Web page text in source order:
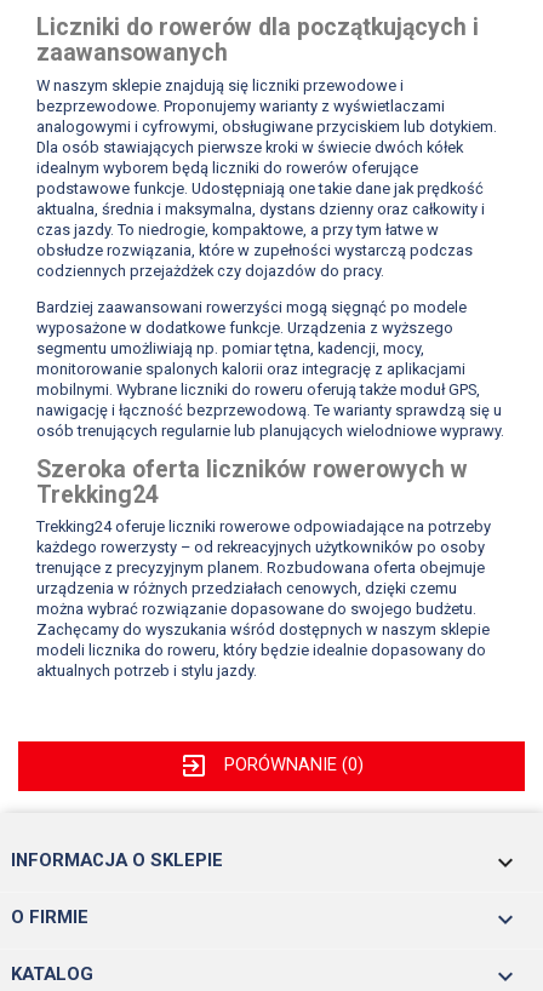
Liczniki do rowerów dla początkujących i
zaawansowanych
W naszym sklepie znajdują się liczniki przewodowe i
bezprzewodowe. Proponujemy warianty z wyświetlaczami
analogowymi i cyfrowymi, obsługiwane przyciskiem lub dotykiem.
Dla osób stawiających pierwsze kroki w świecie dwóch kółek
idealnym wyborem będą liczniki do rowerów oferujące
podstawowe funkcje. Udostępniają one takie dane jak prędkość
aktualna, średnia i maksymalna, dystans dzienny oraz całkowity i
czas jazdy. To niedrogie, kompaktowe, a przy tym łatwe w
obsłudze rozwiązania, które w zupełności wystarczą podczas
codziennych przejażdżek czy dojazdów do pracy.
Bardziej zaawansowani rowerzyści mogą sięgnąć po modele
wyposażone w dodatkowe funkcje. Urządzenia z wyższego
segmentu umożliwiają np. pomiar tętna, kadencji, mocy,
monitorowanie spalonych kalorii oraz integrację z aplikacjami
mobilnymi. Wybrane liczniki do roweru oferują także moduł GPS,
nawigację i łączność bezprzewodową. Te warianty sprawdzą się u
osób trenujących regularnie lub planujących wielodniowe wyprawy.
Szeroka oferta liczników rowerowych w
Trekking24
Trekking24 oferuje liczniki rowerowe odpowiadające na potrzeby
każdego rowerzysty – od rekreacyjnych użytkowników po osoby
trenujące z precyzyjnym planem. Rozbudowana oferta obejmuje
urządzenia w różnych przedziałach cenowych, dzięki czemu
można wybrać rozwiązanie dopasowane do swojego budżetu.
Zachęcamy do wyszukania wśród dostępnych w naszym sklepie
modeli licznika do roweru, który będzie idealnie dopasowany do
aktualnych potrzeb i stylu jazdy.
exit_to_app PORÓWNANIE (0)
INFORMACJA O SKLEPIE keyboard_arrow_down
O FIRMIE 
KATALOG 